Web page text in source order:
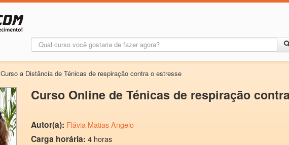
Curso a Distância de Ténicas de respiração contra o estresse
Curso Online de Ténicas de respiração
Autor(a): Flávia Matias Angelo
Carga horária: 4 horas